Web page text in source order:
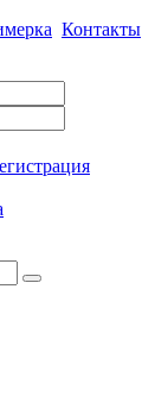
Контакты